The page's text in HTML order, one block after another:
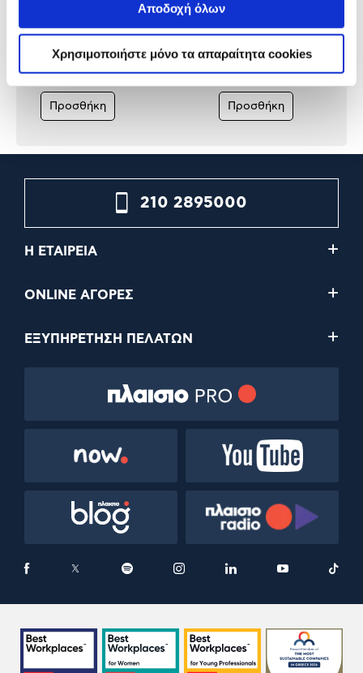
Αποδοχή όλων
Χρησιμοποιήστε μόνο τα απαραίτητα cookies
Asus VGA GeForce RTX 5080
GB
2.249,00€
Προσθήκη
Gigabyte VGA GeForce
5080 GAMING OC 16 GB
1.799,00€
Προσθήκη
210 2895000
Η ΕΤΑΙΡΕΙΑ
ONLINE ΑΓΟΡΕΣ
ΕΞΥΠΗΡΕΤΗΣΗ ΠΕΛΑΤΩΝ